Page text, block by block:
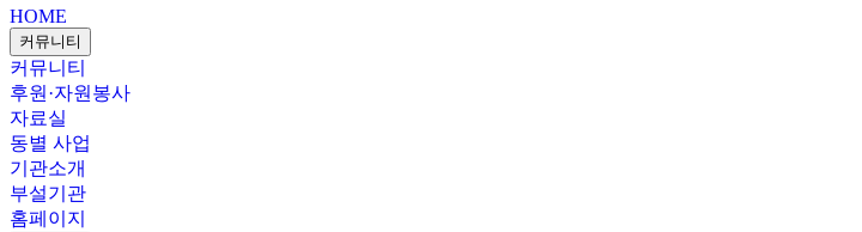
HOME
커뮤니티
커뮤니티
후원·자원봉사
자료실
동별 사업
기관소개
부설기관
홈페이지